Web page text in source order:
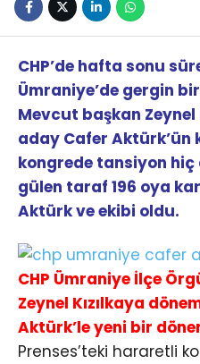
CHP’de hafta sonu
Ümraniye’de gergin
Mevcut başkan Zeynel
aday Cafer Aktürk’ün
kongrede tansiyon hiç
gülen taraf 196 oya
Aktürk ve ekibi oldu.
CHP Ümraniye İlçe
Zeynel Kızılkaya
Aktürk’le yeni bir
Prenses’teki hararetli